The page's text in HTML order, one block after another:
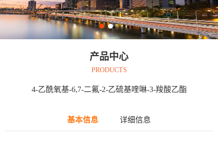
产品中心
PRODUCTS
4-乙酰氧基-6,7-二氟-2-乙硫基喹啉-3-羧酸乙酯
基本信息 详细信息